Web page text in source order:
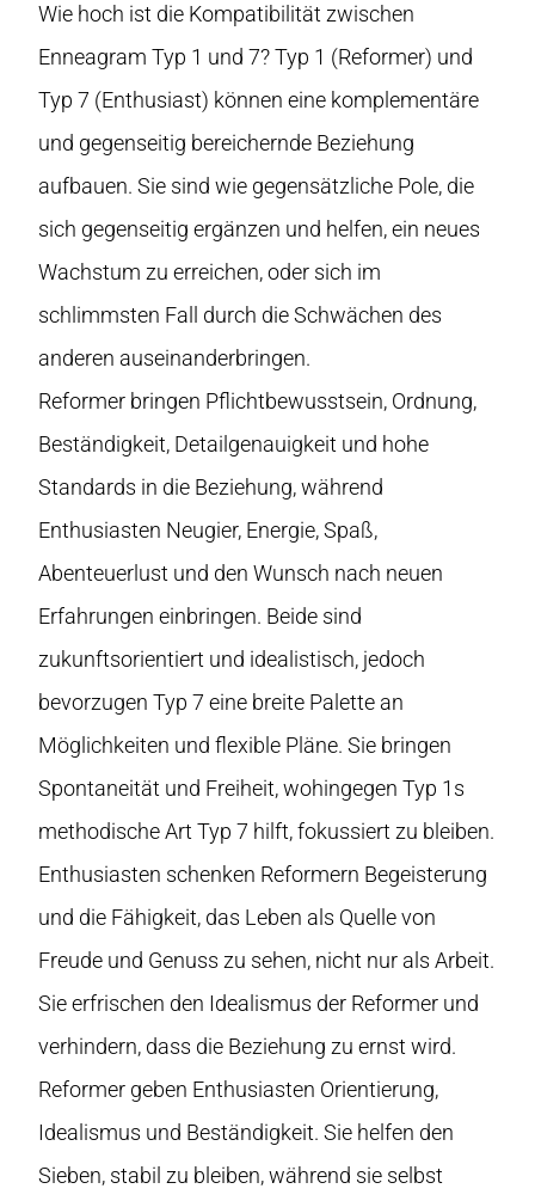
Wie hoch ist die Kompatibilität zwischen
Enneagram Typ 1 und 7? Typ 1 (Reformer) und
Typ 7 (Enthusiast) können eine komplementäre
und gegenseitig bereichernde Beziehung
aufbauen. Sie sind wie gegensätzliche Pole, die
sich gegenseitig ergänzen und helfen, ein neues
Wachstum zu erreichen, oder sich im
schlimmsten Fall durch die Schwächen des
anderen auseinanderbringen.
Reformer bringen Pflichtbewusstsein, Ordnung,
Beständigkeit, Detailgenauigkeit und hohe
Standards in die Beziehung, während
Enthusiasten Neugier, Energie, Spaß,
Abenteuerlust und den Wunsch nach neuen
Erfahrungen einbringen. Beide sind
zukunftsorientiert und idealistisch, jedoch
bevorzugen Typ 7 eine breite Palette an
Möglichkeiten und flexible Pläne. Sie bringen
Spontaneität und Freiheit, wohingegen Typ 1s
methodische Art Typ 7 hilft, fokussiert zu bleiben.
Enthusiasten schenken Reformern Begeisterung
und die Fähigkeit, das Leben als Quelle von
Freude und Genuss zu sehen, nicht nur als Arbeit.
Sie erfrischen den Idealismus der Reformer und
verhindern, dass die Beziehung zu ernst wird.
Reformer geben Enthusiasten Orientierung,
Idealismus und Beständigkeit. Sie helfen den
Sieben, stabil zu bleiben, während sie selbst